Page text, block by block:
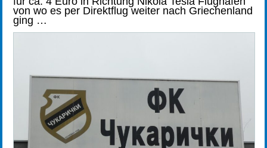
von wo es per Direktflug weiter nach Griechenland
ging …